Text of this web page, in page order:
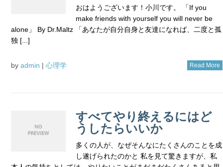
おはようございます！小川です。 「If you
make friends with yourself you will never be
alone」 By Dr.Maltz 「あなたが自分自身と友達になれば、二度と孤
独 [...]
by admin | 心理学 Read More
すべてやり終えるにはど
うしたらいいか
多くの人が、なぜそんなにたくさんのことを成
し遂げられたのかと 私を見て驚きますが、私